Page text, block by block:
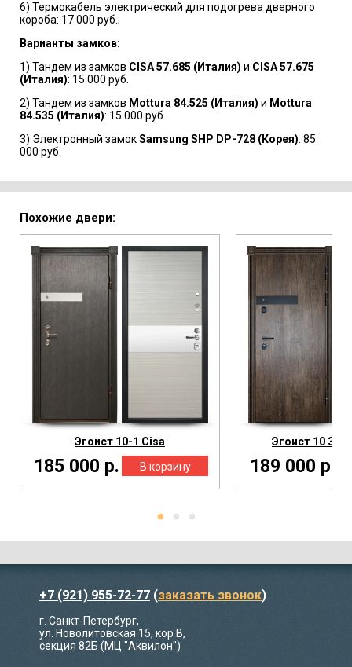
6) Термокабель электрический для подогрева дверного
короба: 17 000 руб.;
Варианты замков:
1) Тандем из замков CISA 57.685 (Италия) и CISA 57.675
(Италия): 15 000 руб.
2) Тандем из замков Mottura 84.525 (Италия) и Mottura
84.535 (Италия): 15 000 руб.
3) Электронный замокSamsung SHP DP-728 (Корея): 85
000 руб.
Похожие двери:
Эгоист 10-1 Cisa
185 000 р.
Эгоист 10
189 000 р.
+7 (921) 955-72-77 (заказать звонок)
г. Санкт-Петербург,
ул. Новолитовская 15, кор В,
секция 82Б (МЦ "Аквилон")